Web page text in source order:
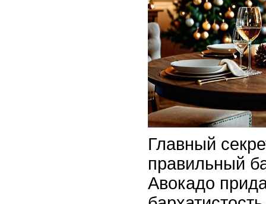
Главный
правильный
Авокадо